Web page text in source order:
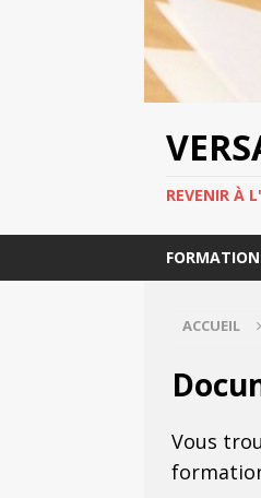
REVENIR À
ACCUEIL
Vous